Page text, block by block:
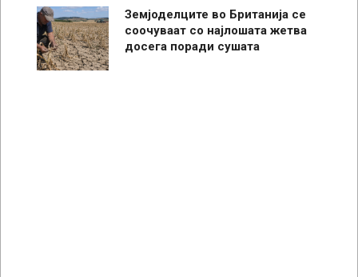
Земјоделците во Британија се
соочуваат со најлошата жетва
досега поради сушата